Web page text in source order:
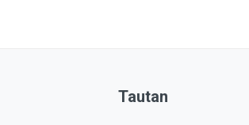
Tautan